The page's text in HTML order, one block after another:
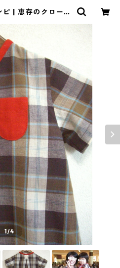
| 恵存のクローゼ
1/4